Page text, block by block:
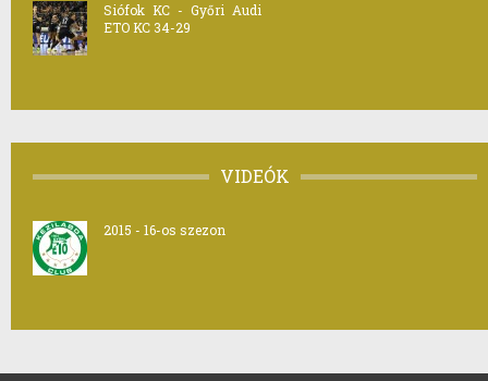
Siófok KC - Győri Audi
ETO KC 34-29
VIDEÓK
2015 - 16-os szezon